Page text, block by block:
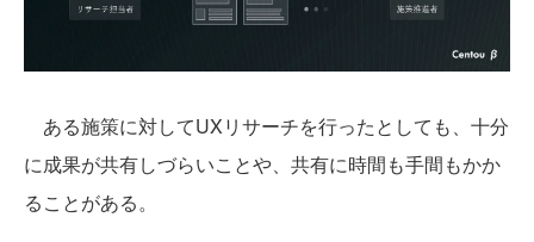
ある施策に対してUXリサーチを行ったとしても、十分
に成果が共有しづらいことや、共有に時間も手間もかか
ることがある。